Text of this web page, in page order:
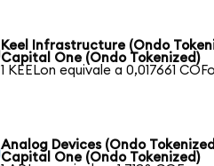
Keel Infrastructure (Ondo
Capital One (Ondo Tokenized)
1 KEELon equivale a 0,017661
Analog Devices (Ondo
Capital One (Ondo Tokenized)